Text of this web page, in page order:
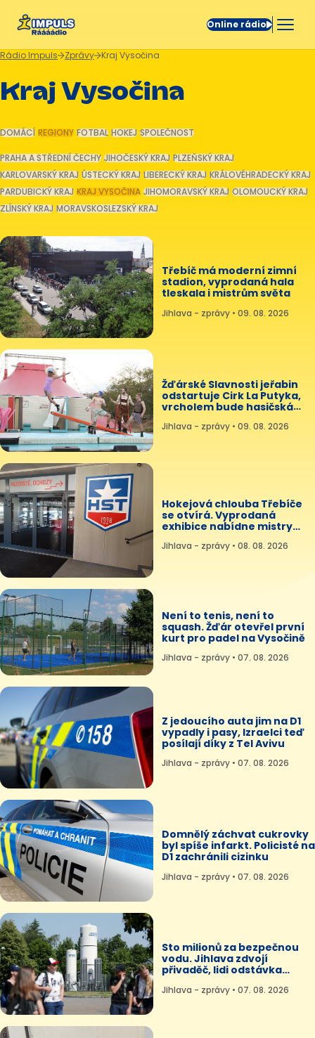
Online rádio
Rádio Impuls Zprávy Kraj Vysočina
Kraj Vysočina
DOMÁCÍ REGIONY FOTBAL HOKEJ SPOLEČNOST
PRAHA A STŘEDNÍ ČECHY JIHOČESKÝ KRAJ PLZEŇSKÝ KRAJ
KARLOVARSKÝ KRAJ ÚSTECKÝ KRAJ LIBERECKÝ KRAJ KRÁLOVÉHRADECKÝ KRAJ
PARDUBICKÝ KRAJ KRAJ VYSOČINA JIHOMORAVSKÝ KRAJ OLOMOUCKÝ KRAJ
ZLÍNSKÝ KRAJ MORAVSKOSLEZSKÝ KRAJ
Třebíč má moderní zimní
stadion, vyprodaná hala
tleskala i mistrům světa
Jihlava - zprávy • 09. 08. 2026
Žďárské Slavnosti jeřabin
odstartuje Cirk La Putyka,
vrcholem bude hasičská
Jihlava - zprávy • 09. 08. 2026
Hokejová chlouba Třebíče
se otvírá. Vyprodaná
exhibice nabídne mistry
Jihlava - zprávy • 08. 08. 2026
Není to tenis, není to
squash. Žďár otevřel první
kurt pro padel na Vysočině
Jihlava - zprávy • 07. 08. 2026
Z jedoucího auta jim na D1
vypadly i pasy, Izraelci teď
posílají díky z Tel Avivu
Jihlava - zprávy • 07. 08. 2026
Domnělý záchvat cukrovky
byl spíše infarkt. Policisté na
D1 zachránili cizinku
Jihlava - zprávy • 07. 08. 2026
Sto milionů za bezpečnou
vodu. Jihlava zdvojí
přivaděč, lidi odstávka
Jihlava - zprávy • 07. 08. 2026